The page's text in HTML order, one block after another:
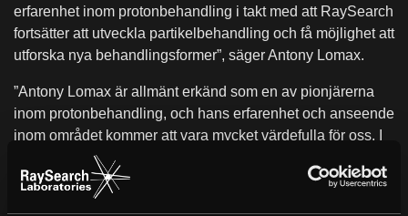
erfarenhet inom protonbehandling i takt med att RaySearch
fortsätter att utveckla partikelbehandling och få möjlighet att
utforska nya behandlingsformer”, säger Antony Lomax.
”Antony Lomax är allmänt erkänd som en av pionjärerna
inom protonbehandling, och hans erfarenhet och anseende
inom området kommer att vara mycket värdefulla för oss. I
takt med att partikelbehandling får en allt större betydelse
kommer hans perspektiv att bidra till att ytterligare stärka
vår position och fördjupa vår relevans för kunder, partners,